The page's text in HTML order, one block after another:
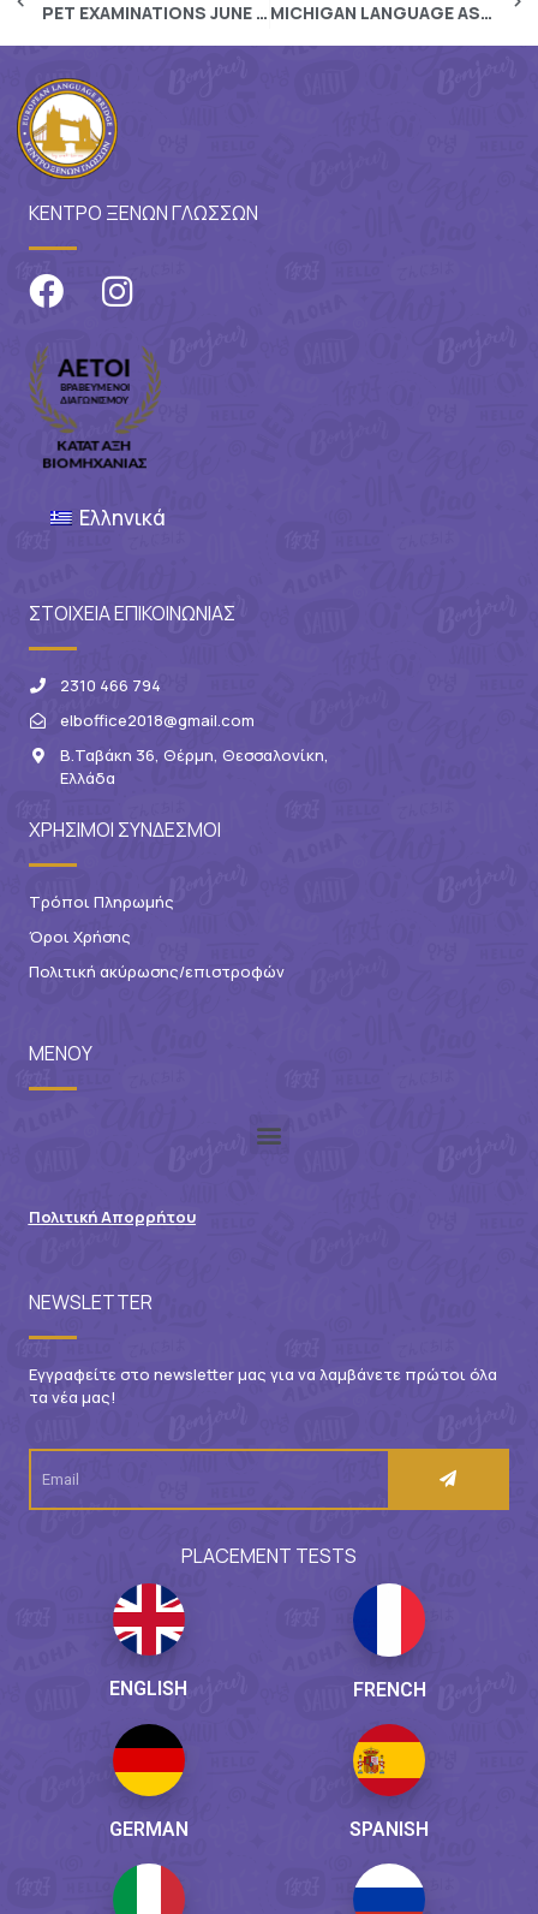
PET EXAMINATIONS JUNE 2024 – RESULTS MICHIGAN LANGUAGE ASSESSMENT MAY 2024 ECPE & ECCE RESULTS.
ΚΕΝΤΡΟ ΞΕΝΩΝ ΓΛΩΣΣΩΝ
Ελληνικά
ΣΤΟΙΧΕΙΑ ΕΠΙΚΟΙΝΩΝΙΑΣ
2310 466 794
elboffice2018@gmail.com
Β.Ταβάκη 36, Θέρμη, Θεσσαλονίκη,
Ελλάδα
ΧΡΗΣΙΜΟΙ ΣΥΝΔΕΣΜΟΙ
Τρόποι Πληρωμής
Όροι Χρήσης
Πολιτική ακύρωσης/επιστροφών
ΜΕΝΟΥ
Πολιτική Απορρήτου
NEWSLETTER
Εγγραφείτε στο newsletter μας για να λαμβάνετε πρώτοι όλα
τα νέα μας!
PLACEMENT TESTS
ENGLISH FRENCH
GERMAN SPANISH